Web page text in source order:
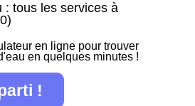
: tous les services à
en ligne pour trouver
en quelques minutes !
!